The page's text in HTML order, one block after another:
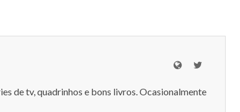
de tv, quadrinhos e bons livros. Ocasionalmente